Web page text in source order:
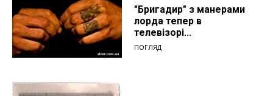
"Бригадир" з манерами
лорда тепер в
телевізорі...
ПОГЛЯД